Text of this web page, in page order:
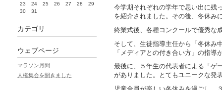
今学期それぞれの学年で思い出に残
を紹介されました。その後、冬休み
終業式後、各種コンクールで優秀な
そして、生徒指導主任から「冬休み
「メディアとの付き合い方」の指導
最後に、５年生の代表者による「ゲ
がありました。とてもユニークな発
23
24 25 26 27 28
29
30
31
カテゴリ
ウェブページ
マラソン月間
人権集会を開きました